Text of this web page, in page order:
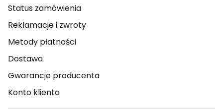
Status zamówienia
Reklamacje i zwroty
Metody płatności
Dostawa
Gwarancje producenta
Konto klienta